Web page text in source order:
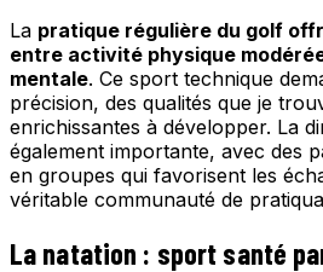
La pratique régulière du golf
entre activité physique
mentale. Ce sport technique
précision, des qualités que je
enrichissantes à développer. La
également importante, avec des
en groupes qui favorisent les
véritable communauté de
La natation : sport santé